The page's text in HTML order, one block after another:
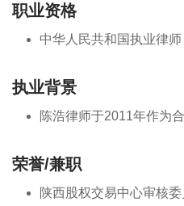
职业资格
中华人民共和国执业律师
执业背景
陈浩律师于2011年作为
荣誉/兼职
陕西股权交易中心审核